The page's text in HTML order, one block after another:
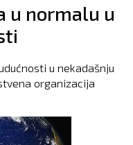
u normalu u
u nekadašnju
organizacija